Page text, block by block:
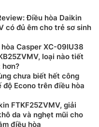
Điều hòa Daikin
có đủ êm cho trẻ sơ sinh
Casper XC-09IU38
loại nào tiết
chưa biết hết công
độ Econo trên điều hòa
FTKF25ZVMV, giải
da và nghẹt mũi cho
điều hòa